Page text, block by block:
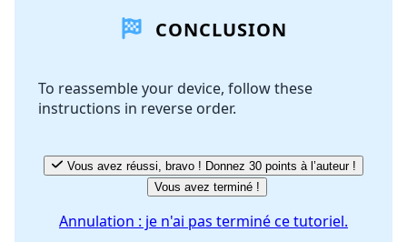
Ajouter un commentaire
Annuler Publier un commentaire
CONCLUSION
To reassemble your device, follow these
instructions in reverse order.
Vous avez réussi, bravo ! Donnez 30 points à l’auteur !
Vous avez terminé !
Annulation : je n'ai pas terminé ce tutoriel.